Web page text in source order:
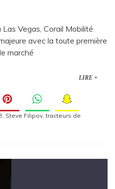
Las Vegas, Corail Mobilité
avec la toute première
marché
LIRE +
, Steve Filipov,tracteurs de